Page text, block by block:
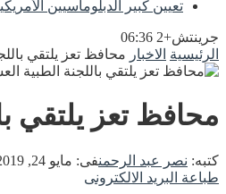
تعيين كبير الدبلوماسيين
جرينتش+2 06:36
الرئيسية الاخبار محافظ تعز يلتقي
محافظ تعز يلتقي
كتبه: نصر عبد الرحمنفى: مايو 24, 2019
طباعة البريد الالكترونى